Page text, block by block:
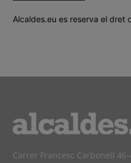
Alcaldes.eu es reserva el dret
Carrer Francesc Carbonell 46-